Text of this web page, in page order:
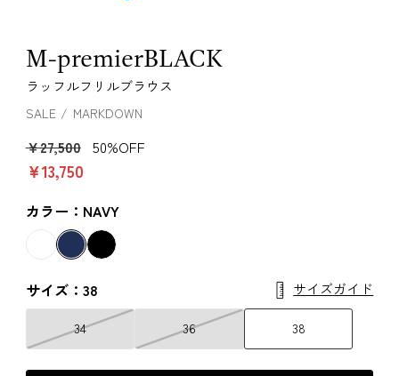
M-premierBLACK
ラッフルフリルブラウス
SALE MARKDOWN
￥27,500 50%OFF
￥13,750
カラー：NAVY
サイズ：38 サイズガイド
34 36 38